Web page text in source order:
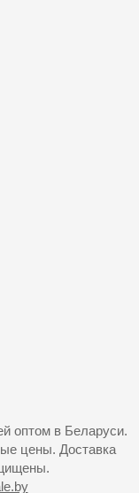
оптом в Беларуси.
цены. Доставка